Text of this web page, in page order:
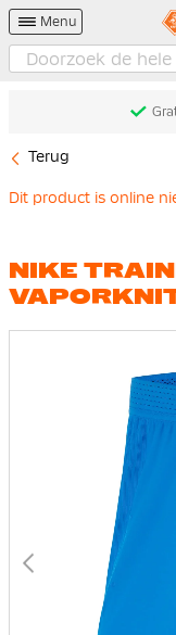
Menu
Terug
Dit product is online
NIKE